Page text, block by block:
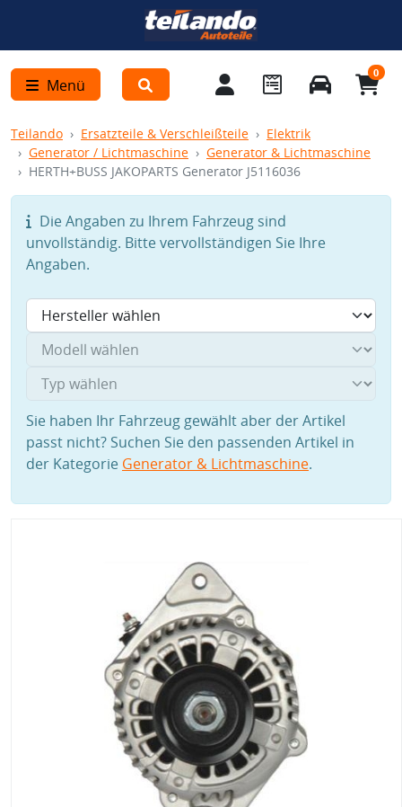
Menü
0
Teilando Ersatzteile & Verschleißteile
Elektrik
Generator / Lichtmaschine
Generator & Lichtmaschine
HERTH+BUSS JAKOPARTS Generator J5116036
Die Angaben zu Ihrem Fahrzeug sind
unvollständig. Bitte vervollständigen Sie Ihre
Angaben.
Sie haben Ihr Fahrzeug gewählt aber der Artikel
passt nicht? Suchen Sie den passenden Artikel in
der Kategorie Generator & Lichtmaschine.